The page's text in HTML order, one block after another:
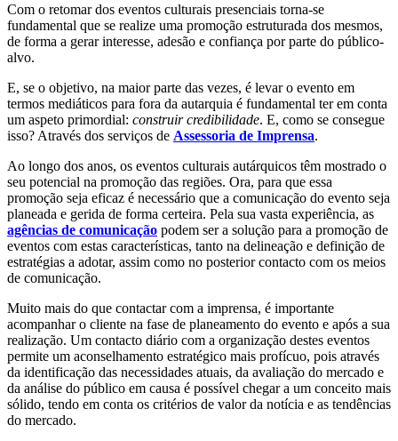
Com o retomar dos eventos culturais presenciais torna-se
fundamental que se realize uma promoção estruturada dos mesmos,
de forma a gerar interesse, adesão e confiança por parte do público-
alvo.
E, se o objetivo, na maior parte das vezes, é levar o evento em
termos mediáticos para fora da autarquia é fundamental ter em conta
um aspeto primordial: construir credibilidade. E, como se consegue
isso? Através dos serviços de Assessoria de Imprensa.
Ao longo dos anos, os eventos culturais autárquicos têm mostrado o
seu potencial na promoção das regiões. Ora, para que essa
promoção seja eficaz é necessário que a comunicação do evento seja
planeada e gerida de forma certeira. Pela sua vasta experiência, as
agências de comunicação podem ser a solução para a promoção de
eventos com estas características, tanto na delineação e definição de
estratégias a adotar, assim como no posterior contacto com os meios
de comunicação.
Muito mais do que contactar com a imprensa, é importante
acompanhar o cliente na fase de planeamento do evento e após a sua
realização. Um contacto diário com a organização destes eventos
permite um aconselhamento estratégico mais profícuo, pois através
da identificação das necessidades atuais, da avaliação do mercado e
da análise do público em causa é possível chegar a um conceito mais
sólido, tendo em conta os critérios de valor da notícia e as tendências
do mercado.